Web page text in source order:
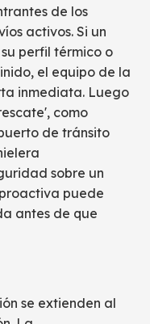
de los
activos. Si un
perfil térmico o
el equipo de la
inmediata. Luego
como
de tránsito
sobre un
puede
antes de que
se extienden al